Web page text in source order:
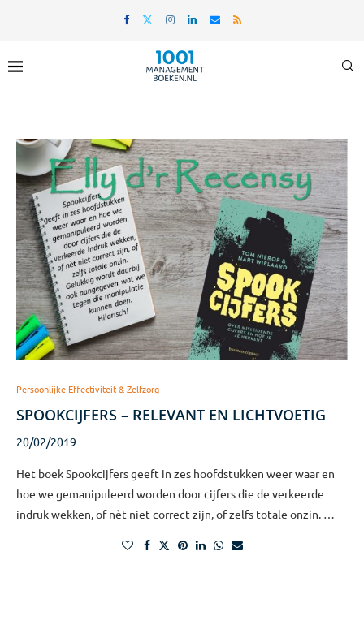
Persoonlijke Effectiviteit & Zelfzorg
SPOOKCIJFERS – RELEVANT EN LICHTVOETIG
20/02/2019
Het boek Spookcijfers geeft in zes hoofdstukken weer waar en
hoe we gemanipuleerd worden door cijfers die de verkeerde
indruk wekken, of nèt niet correct zijn, of zelfs totale onzin. …